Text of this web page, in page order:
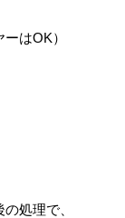
はOK）
処理で、